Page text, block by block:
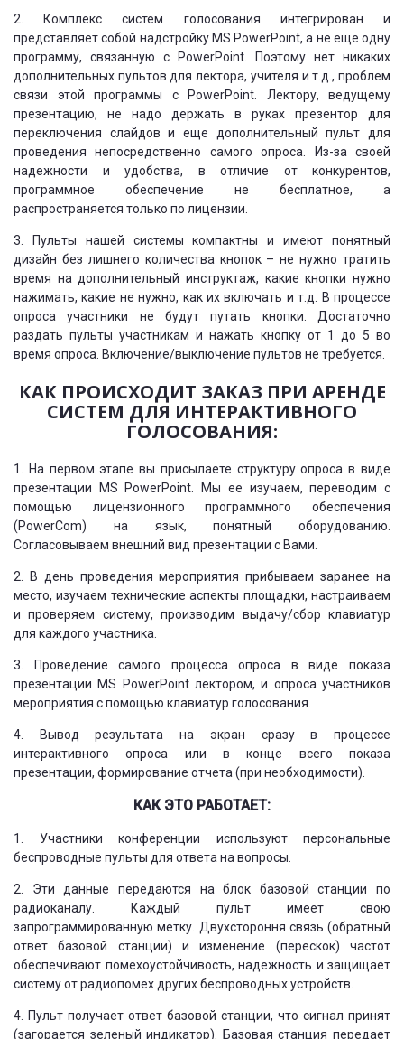
2. Комплекс систем голосования интегрирован и
представляет собой надстройку MS PowerPoint, а не еще одну
программу, связанную с PowerPoint. Поэтому нет никаких
дополнительных пультов для лектора, учителя и т.д., проблем
связи этой программы с PowerPoint. Лектору, ведущему
презентацию, не надо держать в руках презентор для
переключения слайдов и еще дополнительный пульт для
проведения непосредственно самого опроса. Из-за своей
надежности и удобства, в отличие от конкурентов,
программное обеспечение не бесплатное, а
распространяется только по лицензии.
3. Пульты нашей системы компактны и имеют понятный
дизайн без лишнего количества кнопок – не нужно тратить
время на дополнительный инструктаж, какие кнопки нужно
нажимать, какие не нужно, как их включать и т.д. В процессе
опроса участники не будут путать кнопки. Достаточно
раздать пульты участникам и нажать кнопку от 1 до 5 во
время опроса. Включение/выключение пультов не требуется.
КАК ПРОИСХОДИТ ЗАКАЗ ПРИ АРЕНДЕ
СИСТЕМ ДЛЯ ИНТЕРАКТИВНОГО
ГОЛОСОВАНИЯ:
1. На первом этапе вы присылаете структуру опроса в виде
презентации MS PowerPoint. Мы ее изучаем, переводим с
помощью лицензионного программного обеспечения
(PowerCom) на язык, понятный оборудованию.
Согласовываем внешний вид презентации с Вами.
2. В день проведения мероприятия прибываем заранее на
место, изучаем технические аспекты площадки, настраиваем
и проверяем систему, производим выдачу/сбор клавиатур
для каждого участника.
3. Проведение самого процесса опроса в виде показа
презентации MS PowerPoint лектором, и опроса участников
мероприятия с помощью клавиатур голосования.
4. Вывод результата на экран сразу в процессе
интерактивного опроса или в конце всего показа
презентации, формирование отчета (при необходимости).
КАК ЭТО РАБОТАЕТ:
1. Участники конференции используют персональные
беспроводные пульты для ответа на вопросы.
2. Эти данные передаются на блок базовой станции по
радиоканалу. Каждый пульт имеет свою
запрограммированную метку. Двухстороння связь (обратный
ответ базовой станции) и изменение (перескок) частот
обеспечивают помехоустойчивость, надежность и защищает
систему от радиопомех других беспроводных устройств.
4. Пульт получает ответ базовой станции, что сигнал принят
(загорается зеленый индикатор). Базовая станция передает